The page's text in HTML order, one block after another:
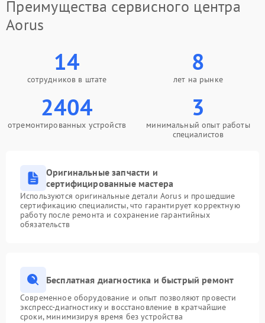
Преимущества сервисного центра
Aorus
14
сотрудников в штате
8
лет на рынке
2404
отремонтированных устройств
3
минимальный опыт работы
специалистов
Оригинальные запчасти и
сертифицированные мастера
Используются оригинальные детали Aorus и прошедшие
сертификацию специалисты, что гарантирует корректную
работу после ремонта и сохранение гарантийных
обязательств
Бесплатная диагностика и быстрый ремонт
Современное оборудование и опыт позволяют провести
экспресс-диагностику и восстановление в кратчайшие
сроки, минимизируя время без устройства